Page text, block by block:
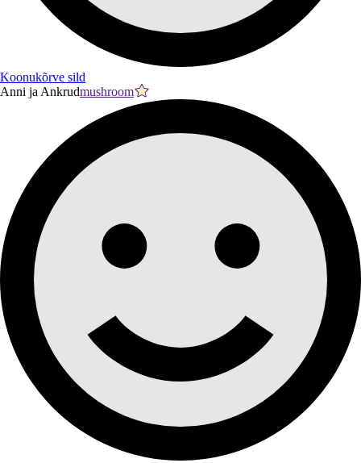
Koonukõrve sild
Anni ja Ankrudmushroom